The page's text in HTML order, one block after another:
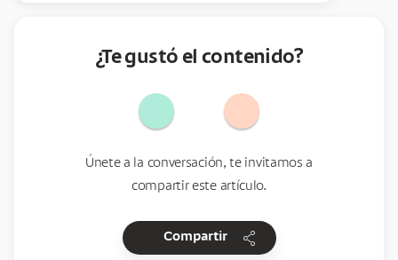
¿Te gustó el contenido?
Únete a la conversación, te invitamos a
compartir este artículo.
Compartir share